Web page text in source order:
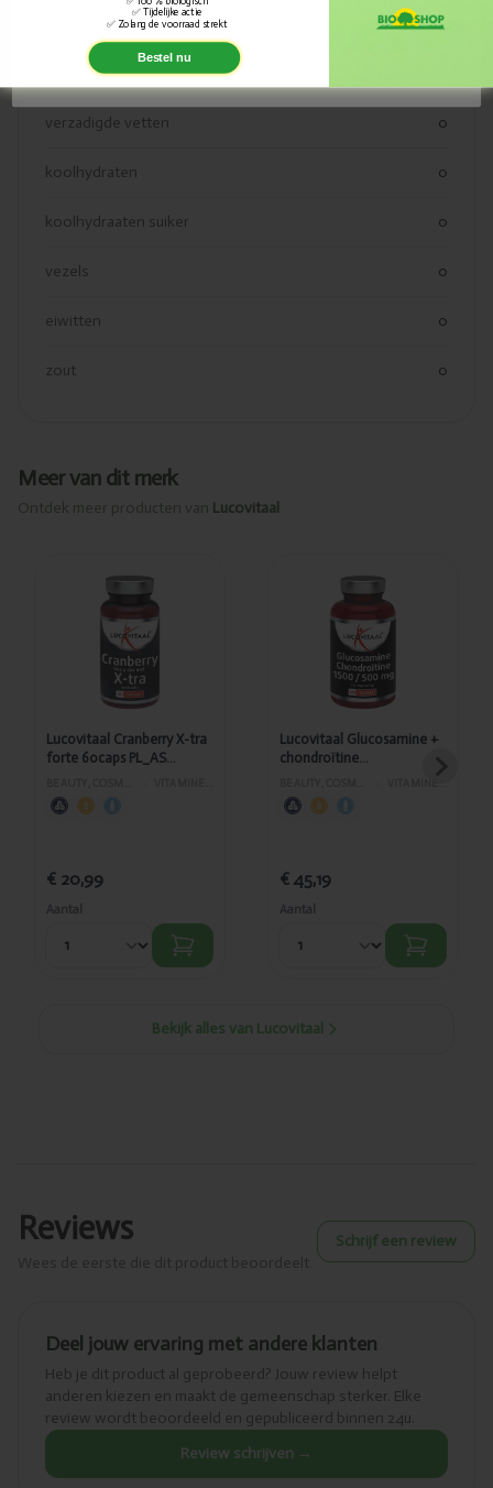
0
vetten
verzadigde vetten 0
koolhydraten 0
koolhydraaten suiker 0
vezels 0
eiwitten 0
zout 0
Meer van dit merk
Ontdek meer producten van Lucovitaal
Toegevoegd
Lucovitaal
Cranberry X-
tra forte
60caps
PL_AS
372/390
Lucovitaal Cranberry X-tra
forte 60caps PL_AS
€ 20,99
Aantal
Toegevoegd
Lucovitaal
Glucosamine +
chondroïtine
1500mg/500mg
120tabl + 30gratis
AS472/157
Lucovitaal Glucosamine +
chondroïtine
30gratis AS472/157
€ 45,19
Aantal
Bekijk alles van Lucovitaal
Reviews Schrijf een review
Deel jouw ervaring met andere klanten
Heb je dit product al geprobeerd? Jouw review helpt
anderen kiezen en maakt de gemeenschap sterker. Elke
review wordt beoordeeld en gepubliceerd binnen 24u.
Review schrijven →
INSCHRIJVEN
We sturen je af en toe een mailtje, alleen als we echt iets te vertellen hebben. Geen spam, beloofd.
✅Tijdelijke actie
✅Zolang de voorraad strekt
Bestel nu